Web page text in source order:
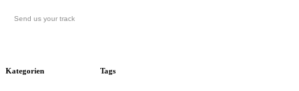
Send us your track
Kategorien Tags